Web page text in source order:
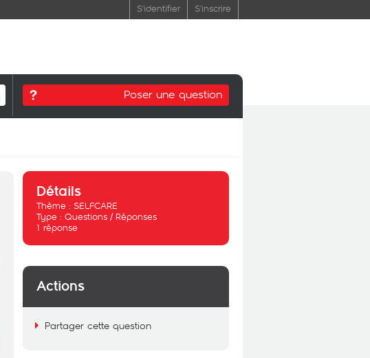
S'identifier S'inscrire
Poser une question
Détails
Thème : SELFCARE
Type : Questions / Réponses
1 réponse
Actions
Partager cette question